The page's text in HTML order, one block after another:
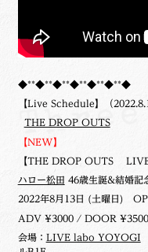
◆**◆**◆**◆**◆**◆**◆
【Live Schedule】（
THE DROP OUTS
【NEW】
【THE DROP OUTS LIVE
ハロー松田 46歳生誕&結婚記
2022年8月13日 (土曜日)
ADV ¥3000 / DOOR ¥3500
会場： LIVE labo YOYOGI